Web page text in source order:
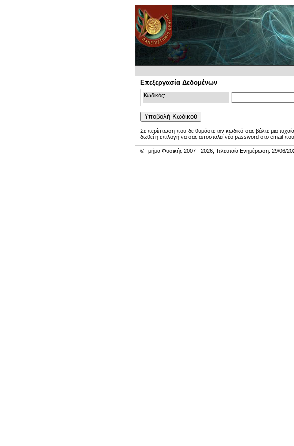
Επεξεργασία Δεδομένων
Κωδικός:
Σε περίπτωση που δε θυμάστε τον κωδικό σας βάλτε μια
δωθεί η επιλογή να σας αποσταλεί νέο password στο email που
© Τμήμα Φυσικής 2007 - 2026, Τελευταία Ενημέρωση: 29/06/